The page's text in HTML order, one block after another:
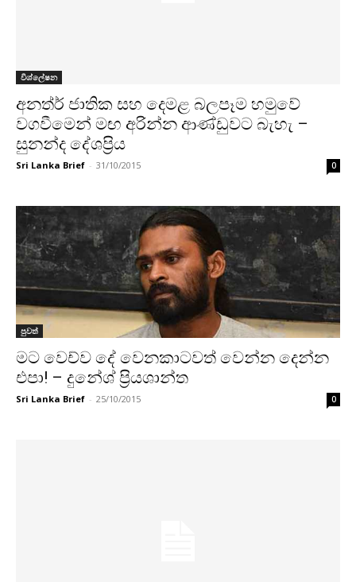
විශ්ලේෂන
අනත්ර් ජාතික සහ දෙමළ බලපෑම හමුවේ
වගවීමෙන් මඟ අරින්න ආණ්ඩුවට බැහැ –
සුනන්ද දේශප්‍රිය
Sri Lanka Brief - 31/10/2015 0
පුවත්
මට වෙච්ව දේ වෙනකාටවත් වෙන්න දෙන්න
එපා! – දුනේශ් ප්‍රියශාන්ත
Sri Lanka Brief - 25/10/2015 0